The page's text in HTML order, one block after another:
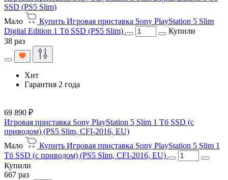
SSD (PS5 Slim)
Мало
Купить Игровая приставка Sony PlayStation 5 Slim
Digital Edition 1 Тб SSD (PS5 Slim)
Купили
38 раз
Хит
Гарантия 2 года
69 890 ₽
Игровая приставка Sony PlayStation 5 Slim 1 Тб SSD (c
приводом) (PS5 Slim, CFI-2016, EU)
Мало
Купить Игровая приставка Sony PlayStation 5 Slim 1
Тб SSD (c приводом) (PS5 Slim, CFI-2016, EU)
Купили
667 раз